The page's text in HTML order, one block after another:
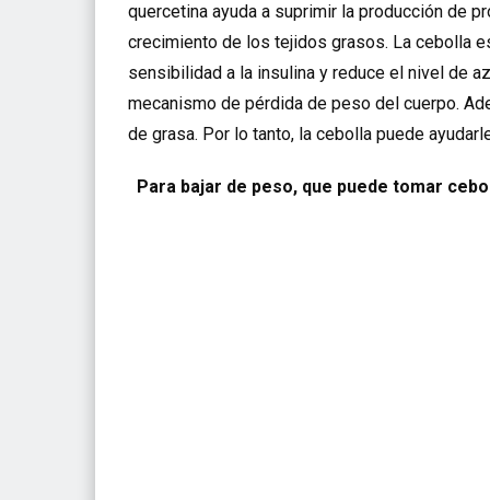
quercetina ayuda a suprimir la producción de
crecimiento de los tejidos grasos. La cebolla
sensibilidad a la insulina y reduce el nivel de
mecanismo de pérdida de peso del cuerpo.
de grasa. Por lo tanto, la cebolla puede
Para bajar de peso, que puede tomar